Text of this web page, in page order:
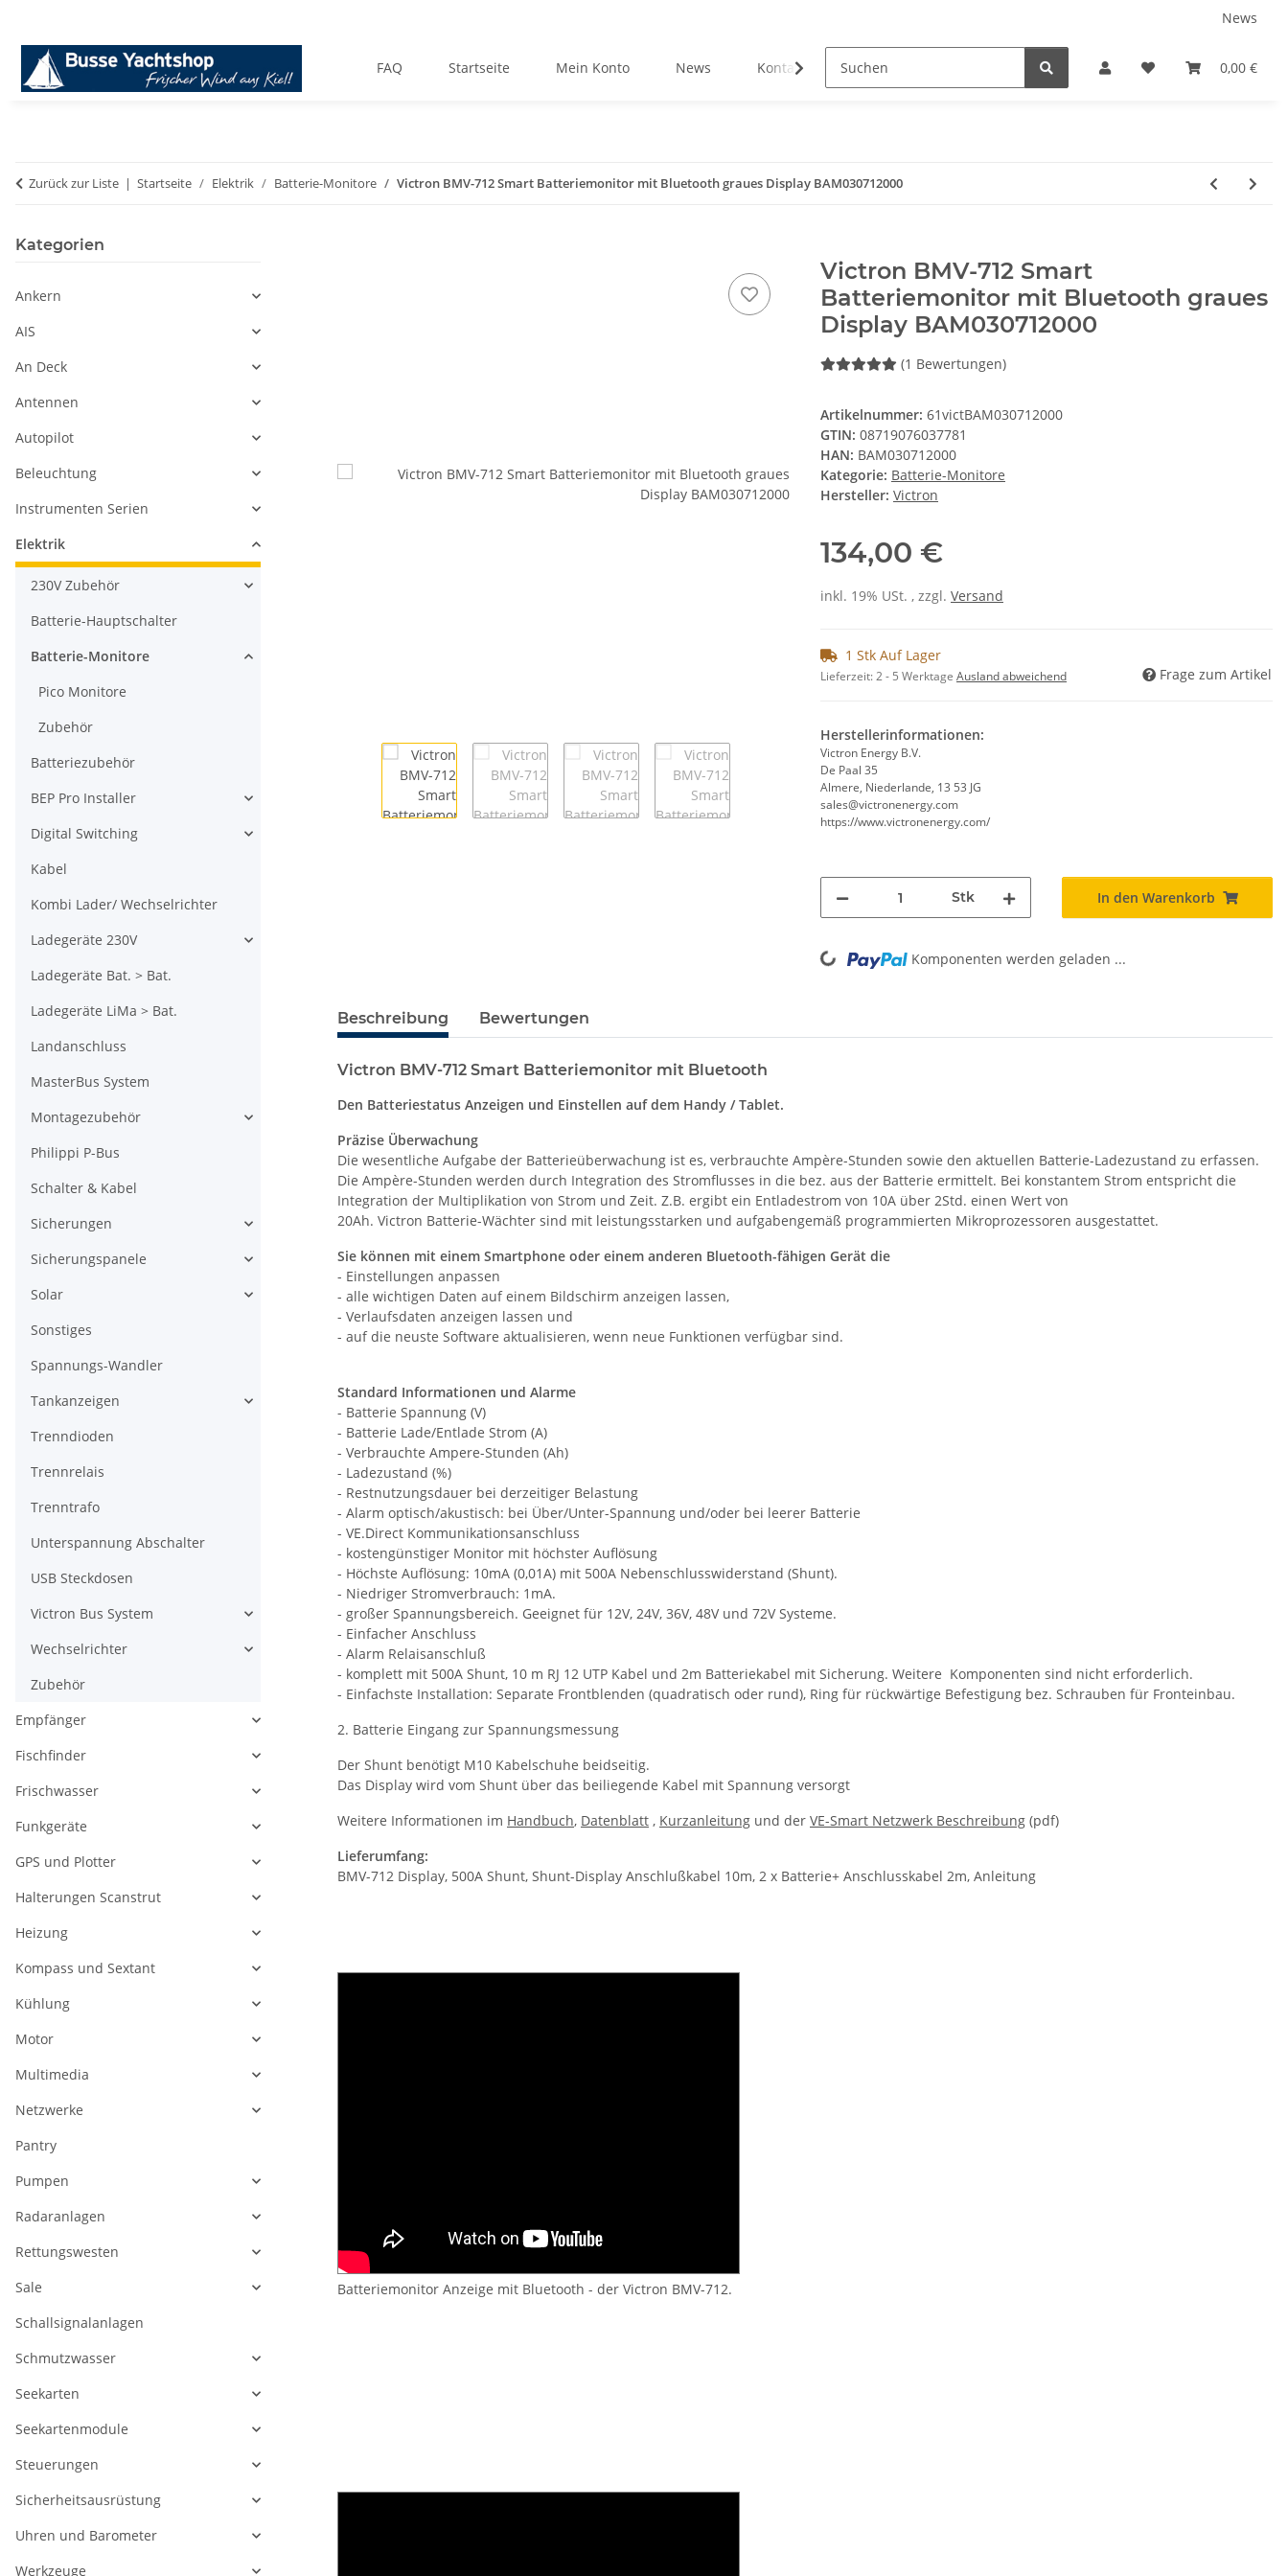
News
0,00 €
FAQ Startseite Mein Konto News Kontakt Karriere
Zurück zur Liste Startseite Elektrik Batterie-Monitore Victron BMV-712 Smart Batteriemonitor mit Bluetooth graues Display BAM030712000
Victron BMV-712 Smart
Batteriemonitor mit Bluetooth graues
Display BAM030712000
(1 Bewertungen)
Artikelnummer: 61victBAM030712000
GTIN: 08719076037781
HAN: BAM030712000
Kategorie: Batterie-Monitore
Hersteller: Victron
134,00 €
inkl. 19% USt. , zzgl. Versand
1 Stk Auf Lager
Lieferzeit:2 - 5 Werktage Ausland abweichend Frage zum Artikel
Herstellerinformationen:
Victron Energy B.V.
De Paal 35
Almere, Niederlande, 13 53 JG
sales@victronenergy.com
https://www.victronenergy.com/
Stk In den Warenkorb
Loading... Komponenten werden geladen ...
Beschreibung Bewertungen
Victron BMV-712 Smart Batteriemonitor mit Bluetooth
Den Batteriestatus Anzeigen und Einstellen auf dem Handy / Tablet.
Präzise Überwachung
Die wesentliche Aufgabe der Batterieüberwachung ist es, verbrauchte Ampère-Stunden sowie den aktuellen Batterie-Ladezustand zu erfassen.
Die Ampère-Stunden werden durch Integration des Stromflusses in die bez. aus der Batterie ermittelt. Bei konstantem Strom entspricht die
Integration der Multiplikation von Strom und Zeit. Z.B. ergibt ein Entladestrom von 10A über 2Std. einen Wert von
20Ah. Victron Batterie-Wächter sind mit leistungsstarken und aufgabengemäß programmierten Mikroprozessoren ausgestattet.
Sie können mit einem Smartphone oder einem anderen Bluetooth-fähigen Gerät die
- Einstellungen anpassen
- alle wichtigen Daten auf einem Bildschirm anzeigen lassen,
- Verlaufsdaten anzeigen lassen und
- auf die neuste Software aktualisieren, wenn neue Funktionen verfügbar sind.
Standard Informationen und Alarme
- Batterie Spannung (V)
- Batterie Lade/Entlade Strom (A)
- Verbrauchte Ampere-Stunden (Ah)
- Ladezustand (%)
- Restnutzungsdauer bei derzeitiger Belastung
- Alarm optisch/akustisch: bei Über/Unter-Spannung und/oder bei leerer Batterie
- VE.Direct Kommunikationsanschluss
- kostengünstiger Monitor mit höchster Auflösung
- Höchste Auflösung: 10mA (0,01A) mit 500A Nebenschlusswiderstand (Shunt).
- Niedriger Stromverbrauch: 1mA.
- großer Spannungsbereich. Geeignet für 12V, 24V, 36V, 48V und 72V Systeme.
- Einfacher Anschluss
- Alarm Relaisanschluß
- komplett mit 500A Shunt, 10 m RJ 12 UTP Kabel und 2m Batteriekabel mit Sicherung. Weitere Komponenten sind nicht erforderlich.
- Einfachste Installation: Separate Frontblenden (quadratisch oder rund), Ring für rückwärtige Befestigung bez. Schrauben für Fronteinbau.
2. Batterie Eingang zur Spannungsmessung
Der Shunt benötigt M10 Kabelschuhe beidseitig.
Das Display wird vom Shunt über das beiliegende Kabel mit Spannung versorgt
Weitere Informationen im Handbuch, Datenblatt , Kurzanleitung und der VE-Smart Netzwerk Beschreibung (pdf)
Lieferumfang:
BMV-712 Display, 500A Shunt, Shunt-Display Anschlußkabel 10m, 2 x Batterie+ Anschlusskabel 2m, Anleitung
Batteriemonitor Anzeige mit Bluetooth - der Victron BMV-712.
Kategorien
Ankern
AIS
An Deck
Antennen
Autopilot
Beleuchtung
Instrumenten Serien
Elektrik
230V Zubehör
Batterie-Hauptschalter
Batterie-Monitore
Pico Monitore
Zubehör
Batteriezubehör
BEP Pro Installer
Digital Switching
Kabel
Kombi Lader/ Wechselrichter
Ladegeräte 230V
Ladegeräte Bat. > Bat.
Ladegeräte LiMa > Bat.
Landanschluss
MasterBus System
Montagezubehör
Philippi P-Bus
Schalter & Kabel
Sicherungen
Sicherungspanele
Solar
Sonstiges
Spannungs-Wandler
Tankanzeigen
Trenndioden
Trennrelais
Trenntrafo
Unterspannung Abschalter
USB Steckdosen
Victron Bus System
Wechselrichter
Zubehör
Empfänger
Fischfinder
Frischwasser
Funkgeräte
GPS und Plotter
Halterungen Scanstrut
Heizung
Kompass und Sextant
Kühlung
Motor
Multimedia
Netzwerke
Pantry
Pumpen
Radaranlagen
Rettungswesten
Sale
Schallsignalanlagen
Schmutzwasser
Seekarten
Seekartenmodule
Steuerungen
Sicherheitsausrüstung
Uhren und Barometer
Werkzeuge